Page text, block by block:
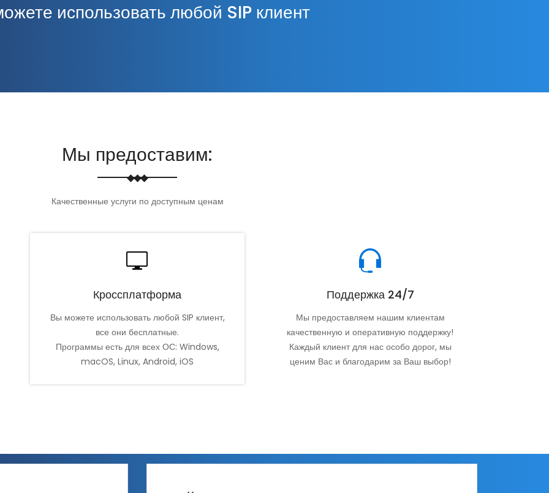
использовать любой SIP клиент
Мы предоставим:
Качественные услуги по доступным ценам
Кроссплатформа
Вы можете использовать любой SIP клиент,
все они бесплатные.
Программы есть для всех ОС: Windows,
macOS, Linux, Android, iOS
Поддержка 24/7
Мы предоставляем нашим клиентам
качественную и оперативную поддержку!
Каждый клиент для нас особо дорог, мы
ценим Вас и благодарим за Ваш выбор!